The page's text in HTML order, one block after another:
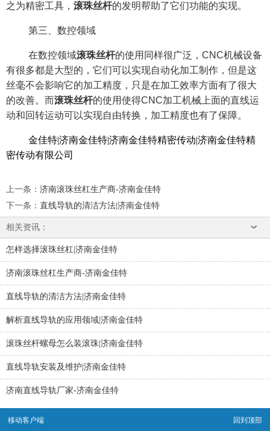
之为精密工具， 滚珠丝杆的发明帮助了它们功能的实现。
第三、数控领域
在数控领域滚珠丝杆的使用同样很广泛，CNC机械设备
有很多都是大型的，它们可以实现自动化加工制作，但是这
丝毫不会影响它的加工精度，只是在加工效率方面有了很大
的改善。而滚珠丝杆的使用使得CNC加工机械上面的直线运
动和回转运动可以实现自由转换，加工精度也有了保障。
金佳特|济南金佳特|济南金佳特精密传动|济南金佳特精
密传动有限公司
上一条 ： 济南滚珠丝杠生产商-济南金佳特
下一条 ： 直线导轨的清洁方法|济南金佳特
相关资讯：
怎样选择滚珠丝杠|济南金佳特
济南滚珠丝杠生产商-济南金佳特
直线导轨的清洁方法|济南金佳特
解析直线导轨的应用领域|济南金佳特
滚珠丝杆螺母怎么装滚珠|济南金佳特
直线导轨安装及维护|济南金佳特
济南直线导轨厂家-济南金佳特
移动客户端 回到顶部